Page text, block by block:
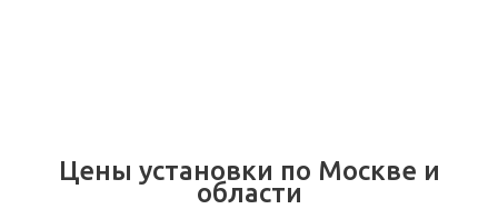
Цены установки по Москве и
области